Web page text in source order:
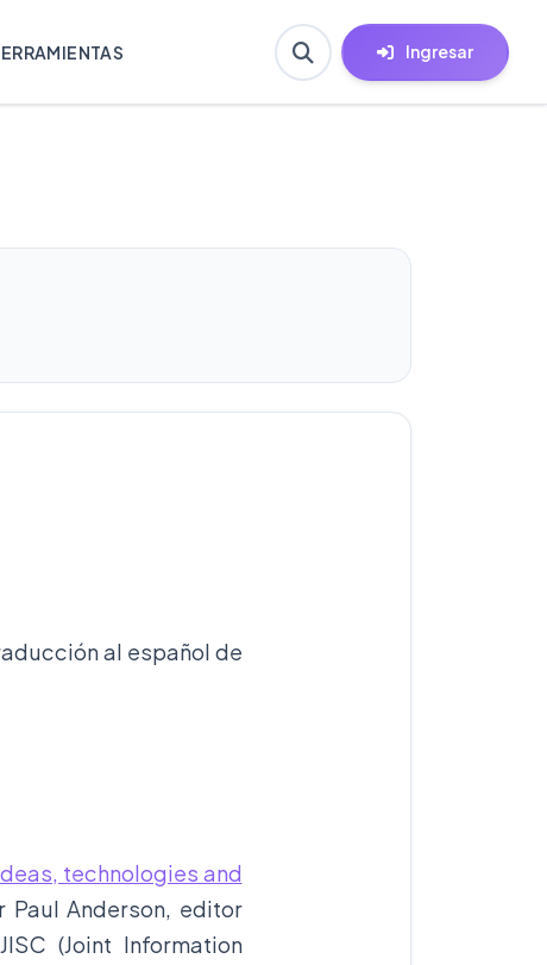
Ingresar
al español de
technologies and
Paul Anderson, editor
(Joint Information